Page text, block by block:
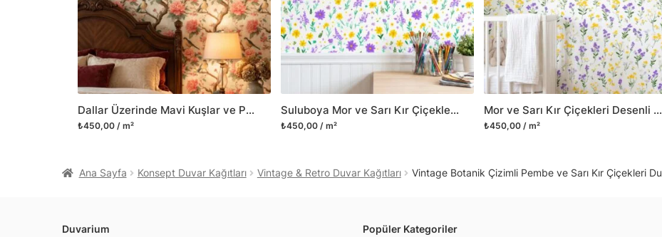
Dallar Üzerinde Mavi Kuşlar ve Pembe Şakayık Çiçekleri Duvar Kağıdı, Vintage Sanatsal Duvar Posteri
₺450,00 / m²
Suluboya Mor ve Sarı Kır Çiçekleri Desenli Duvar Kağıdı, Çocuk Odası İçin Neşeli Botanik Duvar Posteri
₺450,00 / m²
Mor ve Sarı Kır Çiçekleri Desenli Duvar Kağıdı, Çocuk Odası İçin Sevimli Botanik Duvar Posteri
₺450,00 / m²
Duvarium, yalnızca bu
kanvas tablo gibi çeşitli
ve satışını yapmaktadır.
kritik dekorasyon alanı
yelpazemizi sürekli
sıra yeni trendlerin
Herhangi bir soru ya da
geçebilirsiniz.
Ana Sayfa Konsept Duvar Kağıtları Vintage & Retro Duvar Kağıtları Vintage Botanik Çizimli Pembe ve Sarı Kır Çiçekleri
Duvarium Popüler Kategoriler